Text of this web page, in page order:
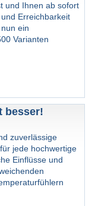
und Ihnen ab sofort
Erreichbarkeit
ein
Varianten
besser!
zuverlässige
jede hochwertige
Einflüsse und